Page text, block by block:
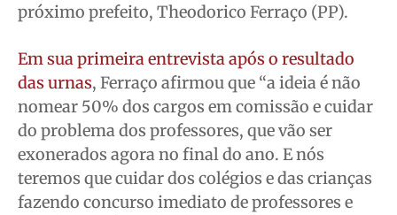
próximo prefeito, Theodorico Ferraço (PP).
Em sua primeira entrevista após o resultado
das urnas, Ferraço afirmou que “a ideia é não
nomear 50% dos cargos em comissão e cuidar
do problema dos professores, que vão ser
exonerados agora no final do ano. E nós
teremos que cuidar dos colégios e das crianças
fazendo concurso imediato de professores e